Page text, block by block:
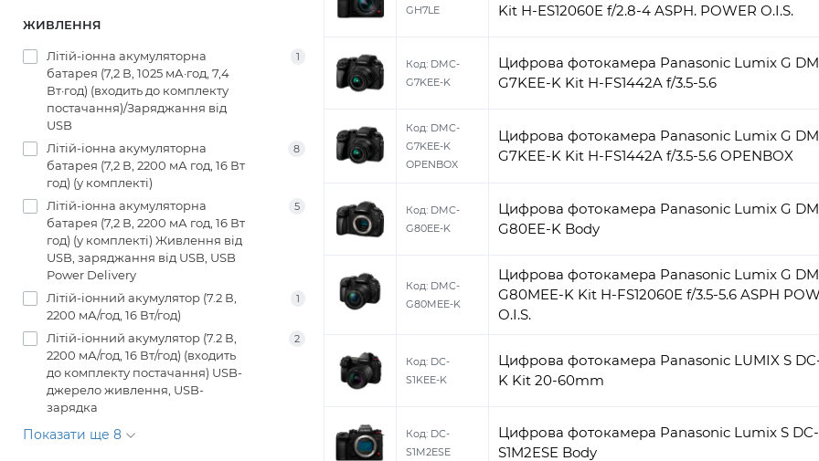
ЖИВЛЕННЯ
Літій-іонна акумуляторна
батарея (7,2 В, 1025 мА·год, 7,4
Вт·год) (входить до комплекту
постачання)/Заряджання від
USB
1
Літій-іонна акумуляторна
батарея (7,2 В, 2200 мА год, 16 Вт
год) (у комплекті)
8
Літій-іонна акумуляторна
батарея (7,2 В, 2200 мА год, 16 Вт
год) (у комплекті) Живлення від
USB, заряджання від USB, USB
Power Delivery
5
Літій-іонний акумулятор (7.2 В,
2200 мА/год, 16 Вт/год)
1
Літій-іонний акумулятор (7.2 В,
2200 мА/год, 16 Вт/год) (входить
до комплекту постачання) USB-
джерело живлення, USB-
зарядка
2
Показати ще 8
GH7LE
Kit H-ES12060E f/2.8-4 ASPH. POWER O.I.S.
Код: DMC-
G7KEE-K
Цифрова фотокамера Panasonic Lumix G
G7KEE-K Kit H-FS1442A f/3.5-5.6
Код: DMC-
G7KEE-K
OPENBOX
Цифрова фотокамера Panasonic Lumix G
G7KEE-K Kit H-FS1442A f/3.5-5.6 OPENBOX
Код: DMC-
G80EE-K
Цифрова фотокамера Panasonic Lumix G
G80EE-K Body
Код: DMC-
G80MEE-K
Цифрова фотокамера Panasonic Lumix G
G80MEE-K Kit H-FS12060E f/3.5-5.6 ASPH
O.I.S.
Код: DC-
S1KEE-K
Цифрова фотокамера Panasonic LUMIX S DC-
K Kit 20-60mm
Код: DC-
S1M2ESE
Цифрова фотокамера Panasonic Lumix S DC-
S1M2ESE Body